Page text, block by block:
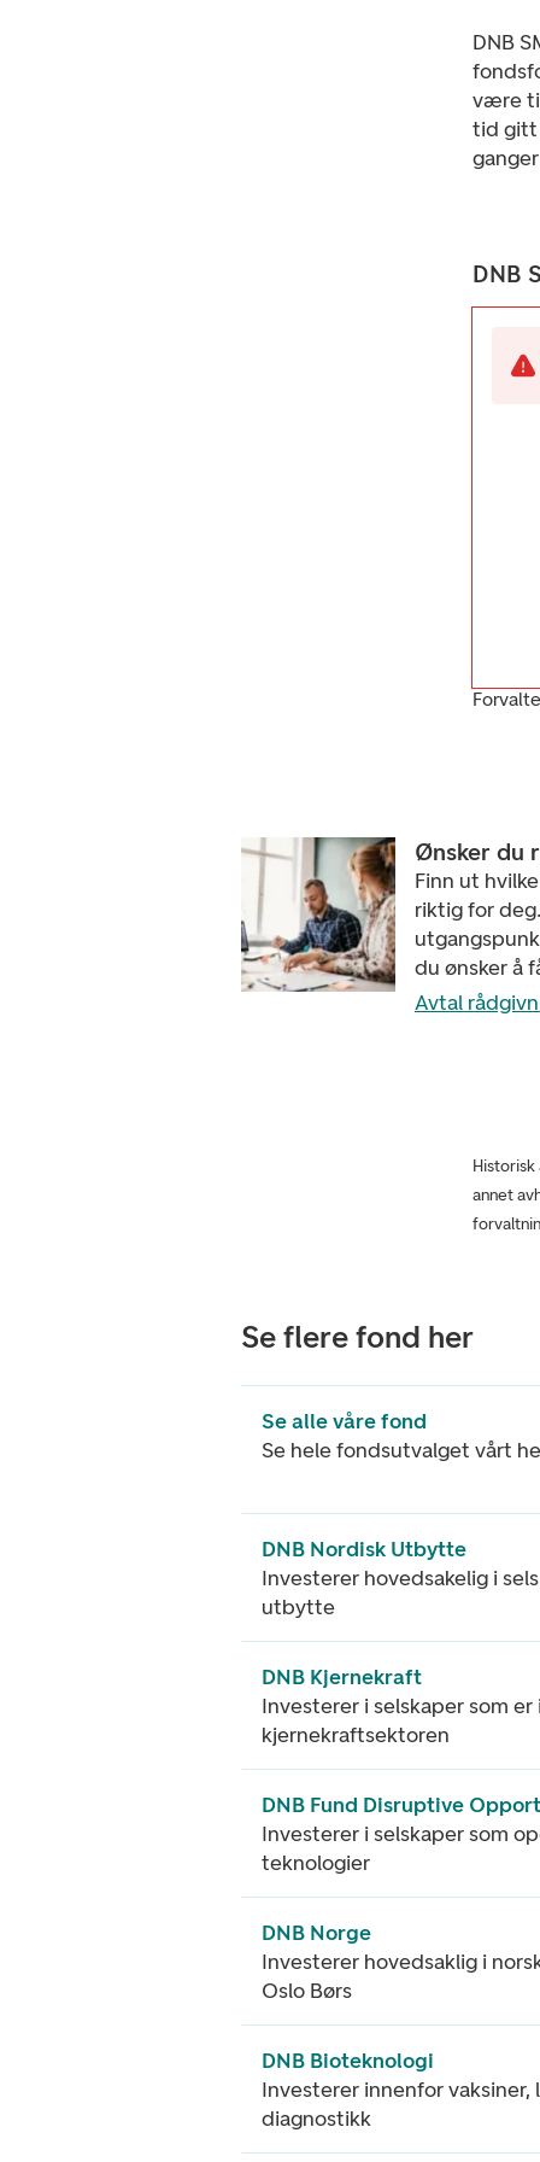
DNB
være
tid gitt
DNB
Ønsker du
Finn ut
riktig for
du ønsker å
Avtal
annet
Se flere fond her
Se alle våre fond
Se hele fondsutvalget vårt
DNB Nordisk Utbytte
Investerer hovedsakelig i
utbytte
DNB Kjernekraft
Investerer i selskaper som
kjernekraftsektoren
DNB Fund Disruptive
Investerer i selskaper som
teknologier
DNB Norge
Investerer hovedsaklig i
Oslo Børs
DNB Bioteknologi
Investerer innenfor vaksiner,
diagnostikk